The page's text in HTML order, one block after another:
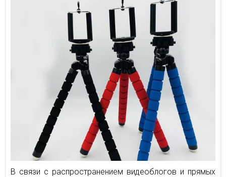
В связи с распространением видеоблогов и прямых